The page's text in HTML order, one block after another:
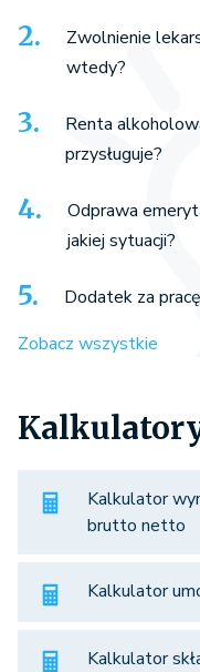
Zwolnienie
wtedy?
Renta
przysługuje?
Odprawa
jakiej sytuacji?
Dodatek za
Zobacz wszystkie
Kalkulator
brutto netto
Kalkulator
Kalkulator